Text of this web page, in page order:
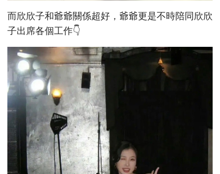
而欣欣子和爺爺關係超好，爺爺更是不時陪同欣欣
子出席各個工作👇